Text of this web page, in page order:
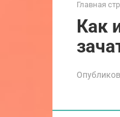
Главная
Как